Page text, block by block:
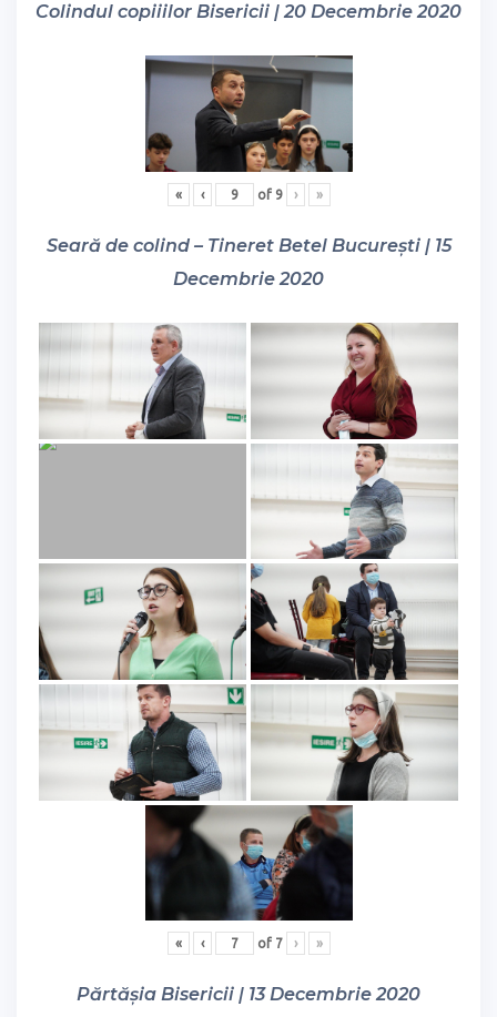
Colindul copiiilor Bisericii | 20 Decembrie 2020
« ‹ of 9 › »
Seară de colind – Tineret Betel București | 15
Decembrie 2020
« ‹ of 7 › »
Părtășia Bisericii | 13 Decembrie 2020